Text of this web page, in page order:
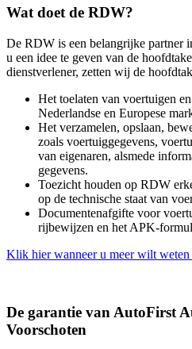
Wat doet de RDW?
De RDW is een belangrijke partner
u een idee te geven van de
dienstverlener, zetten wij de
Het toelaten van voertuigen
Nederlandse en Europese
Het verzamelen, opslaan,
zoals voertuiggegevens,
van eigenaren, alsmede
gegevens.
Toezicht houden op RDW
op de technische staat van
Documentenafgifte voor
rijbewijzen en het APK-
Klik hier wanneer u meer wilt
De garantie van AutoFirst
Voorschoten